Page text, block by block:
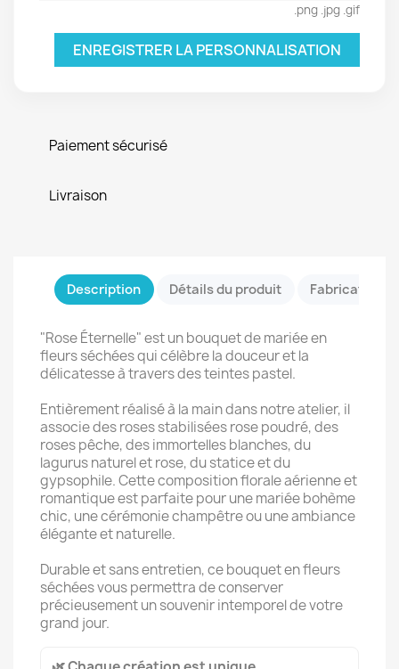
.png .jpg .gif
ENREGISTRER LA PERSONNALISATION
Paiement sécurisé
Livraison
Description Détails du produit Fabrication
"Rose Éternelle" est un bouquet de mariée en
fleurs séchées qui célèbre la douceur et la
délicatesse à travers des teintes pastel.
Entièrement réalisé à la main dans notre atelier, il
associe des roses stabilisées rose poudré, des
roses pêche, des immortelles blanches, du
lagurus naturel et rose, du statice et du
gypsophile. Cette composition florale aérienne et
romantique est parfaite pour une mariée bohème
chic, une cérémonie champêtre ou une ambiance
élégante et naturelle.
Durable et sans entretien, ce bouquet en fleurs
séchées vous permettra de conserver
précieusement un souvenir intemporel de votre
grand jour.